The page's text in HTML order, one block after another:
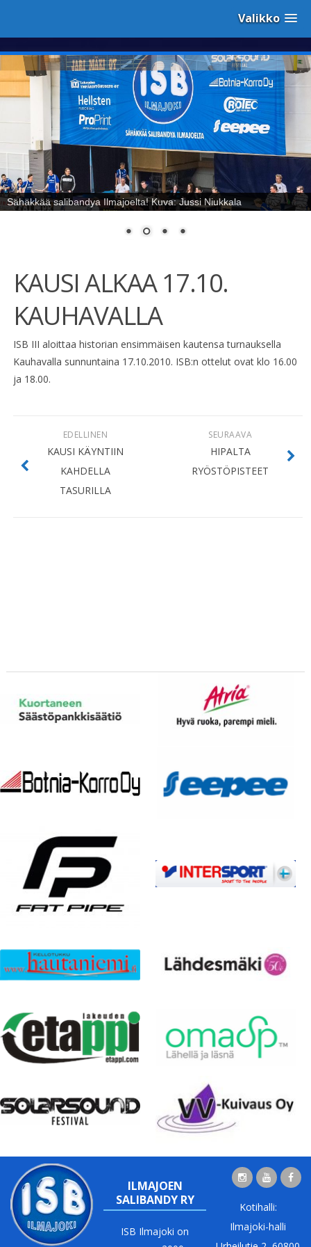
Valikko
Sähäkkää salibandya Ilmajoelta! Kuva: Jussi Niukkala
KAUSI ALKAA 17.10.
KAUHAVALLA
ISB III aloittaa historian ensimmäisen kautensa turnauksella
Kauhavalla sunnuntaina 17.10.2010. ISB:n ottelut ovat klo 16.00
ja 18.00.
SEURAAVA
HIPALTA
RYÖSTÖPISTEET
EDELLINEN
KAUSI KÄYNTIIN
KAHDELLA
TASURILLA
ILMAJOEN
SALIBANDY RY
ISB Ilmajoki on
Kotihalli:
Ilmajoki-halli